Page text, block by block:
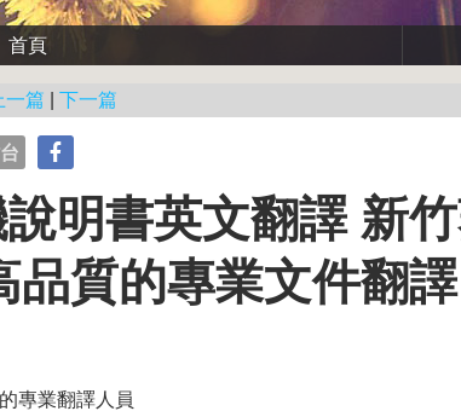
首頁
一篇 下一篇
明書英文翻譯 新
品質的專業文件翻譯
專業翻譯人員